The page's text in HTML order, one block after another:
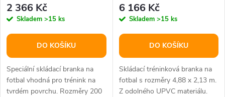
2 366 Kč
Skladem >15 ks
DO KOŠÍKU
Speciální skládací branka na
fotbal vhodná pro trénink na
tvrdém povrchu. Rozměry 200
6 166 Kč
Skladem >15 ks
DO KOŠÍKU
Skládací tréninková branka na
fotbal s rozměry 4,88 x 2,13 m.
Z odolného UPVC materiálu.